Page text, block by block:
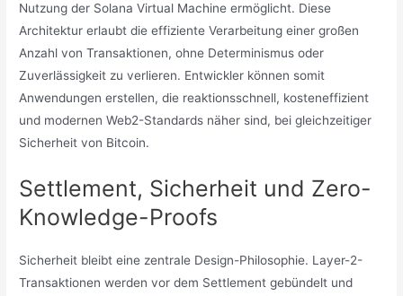
Nutzung der Solana Virtual Machine ermöglicht. Diese
Architektur erlaubt die effiziente Verarbeitung einer großen
Anzahl von Transaktionen, ohne Determinismus oder
Zuverlässigkeit zu verlieren. Entwickler können somit
Anwendungen erstellen, die reaktionsschnell, kosteneffizient
und modernen Web2-Standards näher sind, bei gleichzeitiger
Sicherheit von Bitcoin.
Settlement, Sicherheit und Zero-
Knowledge-Proofs
Sicherheit bleibt eine zentrale Design-Philosophie. Layer-2-
Transaktionen werden vor dem Settlement gebündelt und